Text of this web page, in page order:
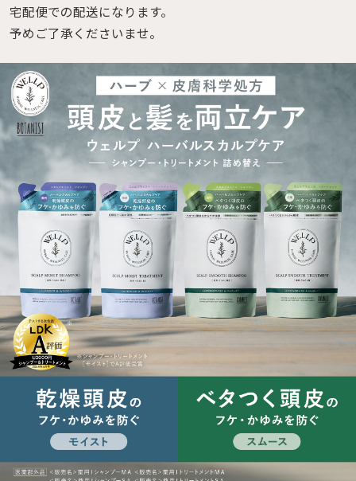
宅配便での配送になります。
予めご了承くださいませ。